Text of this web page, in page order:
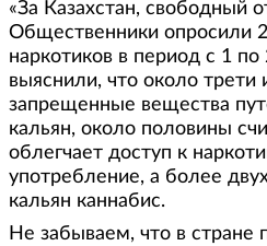
«За Казахстан, свободный
Общественники опросили
наркотиков в период с 1
выяснили, что около трети
запрещенные вещества
кальян, около половины
облегчает доступ к
употребление, а более
кальян каннабис.
Не забываем, что в стране